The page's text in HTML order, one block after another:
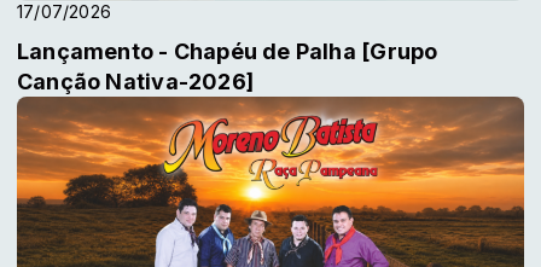
17/07/2026
Lançamento - Chapéu de Palha [Grupo
Canção Nativa-2026]